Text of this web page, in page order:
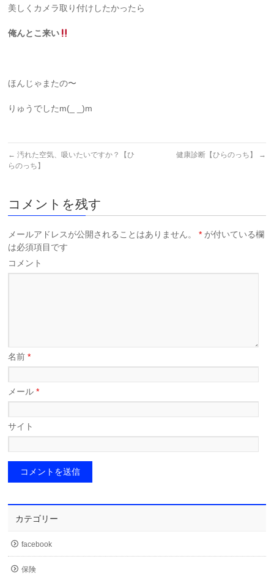
美しくカメラ取り付けしたかったら
俺んとこ来い
ほんじゃまたの〜
りゅうでしたm(_ _)m
← 汚れた空気、吸いたいですか？【ひ
らのっち】
健康診断【ひらのっち】 →
コメントを残す
メールアドレスが公開されることはありません。 * が付いている欄
は必須項目です
コメント
名前*
メール*
サイト
カテゴリー
facebook
保険